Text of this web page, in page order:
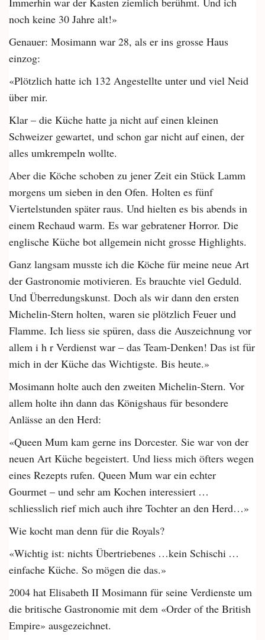
noch keine 30 Jahre alt!»
Genauer: Mosimann war 28, als er ins grosse Haus
einzog:
«Plötzlich hatte ich 132 Angestellte unter und viel Neid
über mir.
Klar – die Küche hatte ja nicht auf einen kleinen
Schweizer gewartet, und schon gar nicht auf einen, der
alles umkrempeln wollte.
Aber die Köche schoben zu jener Zeit ein Stück Lamm
morgens um sieben in den Ofen. Holten es fünf
Viertelstunden später raus. Und hielten es bis abends in
einem Rechaud warm. Es war gebratener Horror. Die
englische Küche bot allgemein nicht grosse Highlights.
Ganz langsam musste ich die Köche für meine neue Art
der Gastronomie motivieren. Es brauchte viel Geduld.
Und Überredungskunst. Doch als wir dann den ersten
Michelin-Stern holten, waren sie plötzlich Feuer und
Flamme. Ich liess sie spüren, dass die Auszeichnung vor
allem i h r Verdienst war – das Team-­Denken! Das ist für
mich in der Küche das Wichtigste. Bis heute.»
Mosimann holte auch den zweiten Michelin-Stern. Vor
allem holte ihn dann das Königshaus für besondere
Anlässe an den Herd:
«Queen Mum kam gerne ins Dorcester. Sie war von der
neuen Art Küche begeistert. Und liess mich öfters wegen
eines Rezepts rufen. Queen Mum war ein echter
Gourmet – und sehr am Kochen interessiert …
schliesslich rief mich auch ihre Tochter an den Herd…»
Wie kocht man denn für die Royals?
«Wichtig ist: nichts Übertriebenes …kein Schischi …
einfache Küche. So mögen die das.»
2004 hat Elisabeth II Mosimann für seine Verdienste um
die britische Gastronomie mit dem «Order of the British
Empire» ausgezeichnet.